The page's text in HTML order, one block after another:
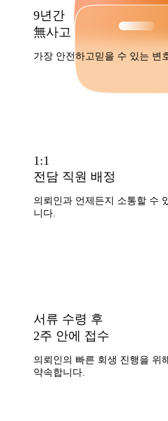
9년간
無사고
가장 안전하고믿을 수 있는 변
1:1
전담 직원 배정
의뢰인과 언제든지 소통할 수
니다.
서류 수령 후
2주 안에 접수
의뢰인의 빠른 회생 진행을 위
약속합니다.